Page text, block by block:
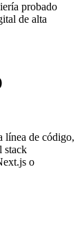
probado
de alta
línea de código,
stack
o